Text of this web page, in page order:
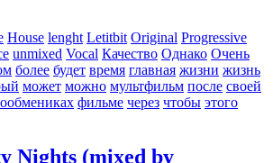
House lenght Letitbit Original Progressive
unmixed Vocal Качество Однако Очень
более будет время главная жизни жизнь
может можно мультфильм после своей
фильме через чтобы этого
Nights (mixed by